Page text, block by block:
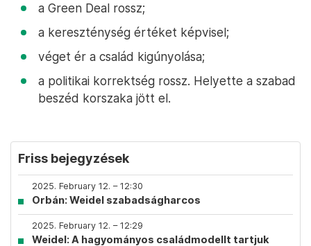
a Green Deal rossz;
a kereszténység értéket képvisel;
véget ér a család kigúnyolása;
a politikai korrektség rossz. Helyette a szabad
beszéd korszaka jött el.
Friss bejegyzések
2025. February 12. – 12:30
Orbán: Weidel szabadságharcos
2025. February 12. – 12:29
Weidel: A hagyományos családmodellt tartjuk